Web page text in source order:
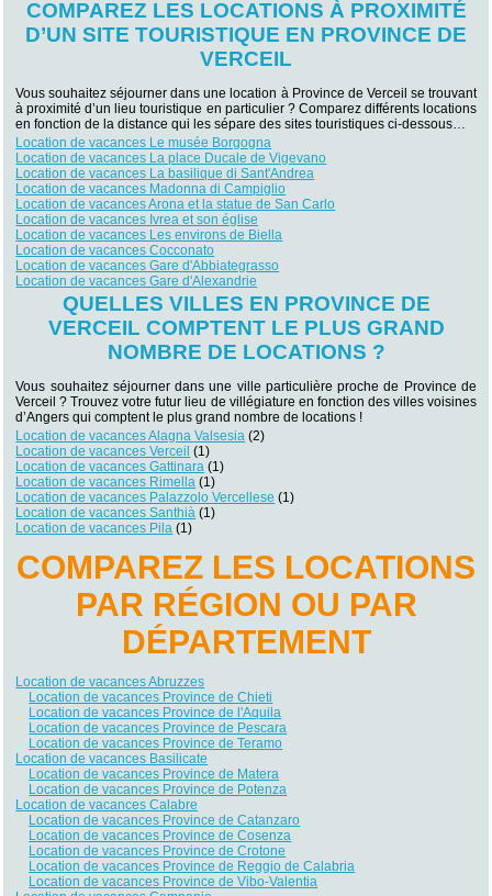
COMPAREZ LES LOCATIONS À PROXIMITÉ
D’UN SITE TOURISTIQUE EN PROVINCE DE
VERCEIL
Vous souhaitez séjourner dans une location à Province de Verceil se trouvant
à proximité d’un lieu touristique en particulier ? Comparez différents locations
en fonction de la distance qui les sépare des sites touristiques ci-dessous…
Location de vacances Le musée Borgogna
Location de vacances La place Ducale de Vigevano
Location de vacances La basilique di Sant'Andrea
Location de vacances Madonna di Campiglio
Location de vacances Arona et la statue de San Carlo
Location de vacances Ivrea et son église
Location de vacances Les environs de Biella
Location de vacances Cocconato
Location de vacances Gare d'Abbiategrasso
Location de vacances Gare d'Alexandrie
QUELLES VILLES EN PROVINCE DE
VERCEIL COMPTENT LE PLUS GRAND
NOMBRE DE LOCATIONS ?
Vous souhaitez séjourner dans une ville particulière proche de Province de
Verceil ? Trouvez votre futur lieu de villégiature en fonction des villes voisines
d’Angers qui comptent le plus grand nombre de locations !
Location de vacances Alagna Valsesia (2)
Location de vacances Verceil (1)
Location de vacances Gattinara (1)
Location de vacances Rimella (1)
Location de vacances Palazzolo Vercellese (1)
Location de vacances Santhià (1)
Location de vacances Pila (1)
COMPAREZ LES LOCATIONS
PAR RÉGION OU PAR
DÉPARTEMENT
Location de vacances Abruzzes
Location de vacances Province de Chieti
Location de vacances Province de l'Aquila
Location de vacances Province de Pescara
Location de vacances Province de Teramo
Location de vacances Basilicate
Location de vacances Province de Matera
Location de vacances Province de Potenza
Location de vacances Calabre
Location de vacances Province de Catanzaro
Location de vacances Province de Cosenza
Location de vacances Province de Crotone
Location de vacances Province de Reggio de Calabria
Location de vacances Province de Vibo-Valentia